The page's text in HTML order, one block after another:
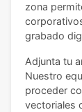
zona
grabado
Adjunta tu
Nuestro
proceder
vectoriales